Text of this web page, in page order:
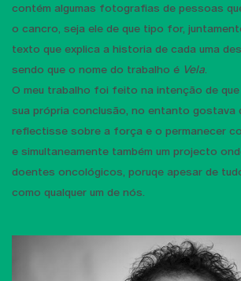
contém algumas fotografias de pessoas
o cancro, seja ele de que tipo for,
texto que explica a historia de cada uma
sendo que o nome do trabalho é Vela
O meu trabalho foi feito na intenção de
sua própria conclusão, no entanto gostava
reflectisse sobre a força e o permanecer
e simultaneamente também um projecto
doentes oncológicos, poruqe apesar de
como qualquer um de nós.